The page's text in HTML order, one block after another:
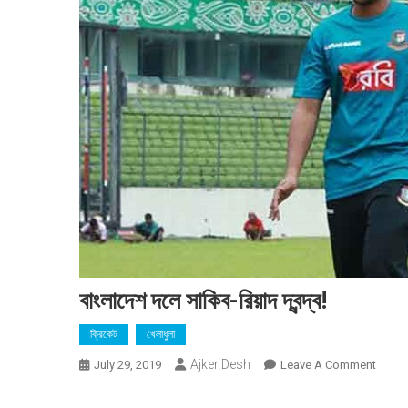
বাংলাদেশ দলে সাকিব-রিয়াদ দ্বন্দ্ব!
ক্রিকেট খেলাধুলা
July 29, 2019 Ajker Desh Leave A CommentOn